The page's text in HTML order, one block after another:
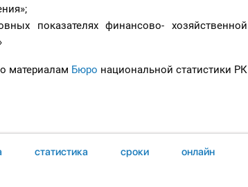
показателях финансово- хозяйственной
материалам Бюро национальной статистики РК
статистика сроки онлайн